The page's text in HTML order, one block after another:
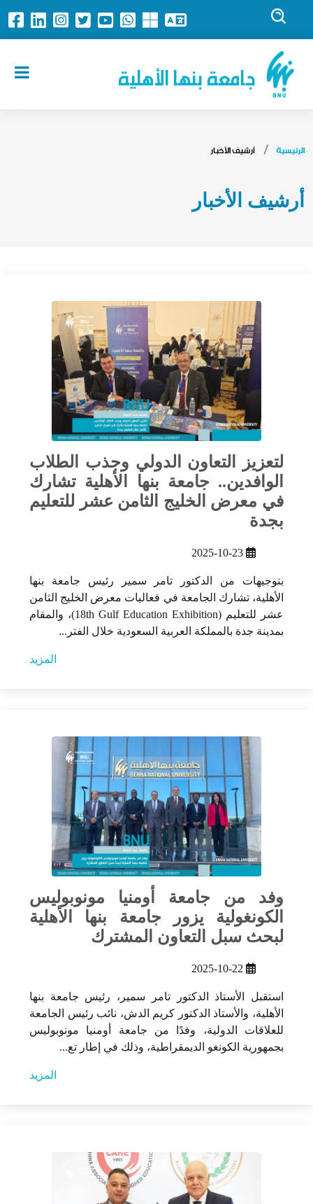
جامعة بنها الأهلية
الرئيسية أرشيف الأخبار
أرشيف الأخبار
لتعزيز التعاون الدولي وجذب الطلاب
الوافدين.. جامعة بنها الأهلية تشارك
في معرض الخليج الثامن عشر للتعليم
بجدة
2025-10-23
بتوجيهات من الدكتور تامر سمير رئيس جامعة بنها
الأهلية، تشارك الجامعة في فعاليات معرض الخليج الثامن
عشر للتعليم (18th Gulf Education Exhibition)، والمقام
بمدينة جدة بالمملكة العربية السعودية خلال الفتر...
المزيد
وفد من جامعة أومنيا مونوبوليس
الكونغولية يزور جامعة بنها الأهلية
لبحث سبل التعاون المشترك
2025-10-22
استقبل الأستاذ الدكتور تامر سمير، رئيس جامعة بنها
الأهلية، والأستاذ الدكتور كريم الدش، نائب رئيس الجامعة
للعلاقات الدولية، وفدًا من جامعة أومنيا مونوبوليس
بجمهورية الكونغو الديمقراطية، وذلك في إطار تع...
المزيد